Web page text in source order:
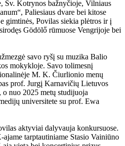
Šv. Kotrynos bažnyčioje, Vilniaus
Paliesiaus dvare bei kitose
gimtinės, Povilas siekia plėtros ir į
Gödölő rūmuose Vengrijoje bei
savo ryšį su muzika Balio
mokykloje. Savo tolimesnį
M. K. Čiurlionio menų
prof. Jurgį Karnavičių Lietuvos
nuo 2025 metų studijuoja
universitete su prof. Ewa
aktyviai dalyvauja konkursuose.
tarptautiniame Stasio Vainiūno